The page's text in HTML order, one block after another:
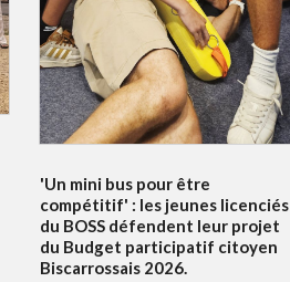
'Un mini bus pour être
compétitif' : les jeunes licenciés
du BOSS défendent leur projet
du Budget participatif citoyen
Biscarrossais 2026.